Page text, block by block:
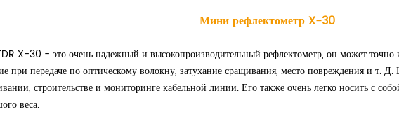
Мини рефлектометр X-30
X-30 - это очень надежный и высокопроизводительный рефлектометр, он может точно
при передаче по оптическому волокну, затухание сращивания, место повреждения и т.
строительстве и мониторинге кабельной линии. Его также очень легко носить с
веса.